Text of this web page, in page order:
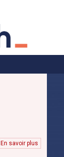
En savoir plus